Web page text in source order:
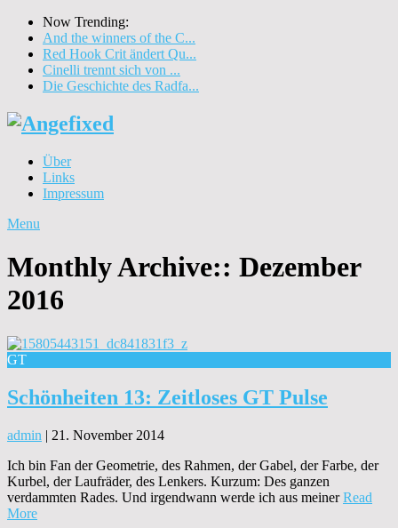
Now Trending:
And the winners of the C...
Red Hook Crit ändert Qu...
Cinelli trennt sich von ...
Die Geschichte des Radfa...
Über
Links
Impressum
Menu
Monthly Archive:: Dezember
2016
GT
Schönheiten 13: Zeitloses GT Pulse
admin | 21. November 2014
Ich bin Fan der Geometrie, des Rahmen, der Gabel, der Farbe, der
Kurbel, der Laufräder, des Lenkers. Kurzum: Des ganzen
verdammten Rades. Und irgendwann werde ich aus meinerRead
More